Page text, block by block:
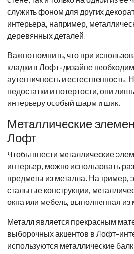
служить фоном для других
интерьера, например,
деревянных деталей.
Важно помнить, что при
кладки в Лофт-дизайне
аутентичность и естественность.
недостатки и потертости, они
интерьеру особый шарм и шик.
Металлические
Лофт
Чтобы внести металлические
интерьер, можно использовать
предметы из металла. Например,
стальные конструкции,
окна или мебель, выполненная из
Металл является прекрасным
выборочных акцентов в Лофт-
используются металлические